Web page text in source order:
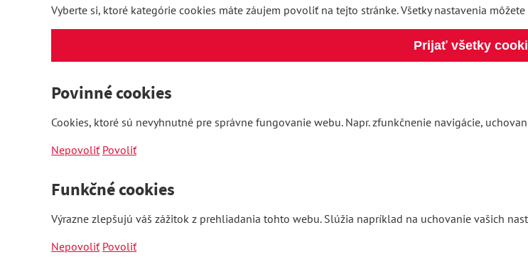
Vyberte si, ktoré kategórie cookies máte záujem povoliť na tejto stránke. Všetky nastavenia
Prijať všetky
Povinné cookies
Cookies, ktoré sú nevyhnutné pre správne fungovanie webu. Napr. zfunkčnenie navigácie,
Nepovoliť Povoliť
Funkčné cookies
Výrazne zlepšujú váš zážitok z prehliadania tohto webu. Slúžia napríklad na uchovanie vašich
Nepovoliť Povoliť